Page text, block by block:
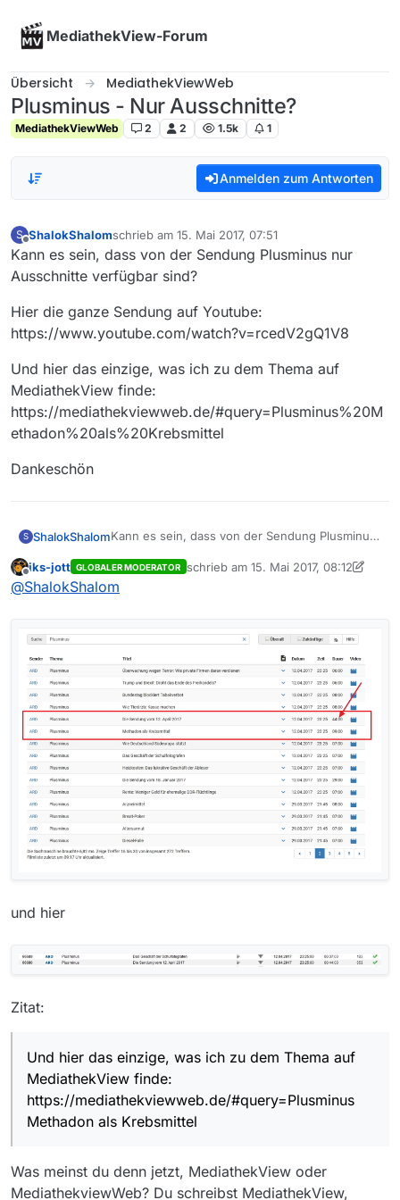
MediathekView-Forum
Übersicht MediathekViewWeb
Plusminus - Nur Ausschnitte?
MediathekViewWeb 2 2 1.5k 1
Anmelden zum Antworten
S ShalokShalomschrieb am 15. Mai 2017, 07:51
zuletzt editiert von
Kann es sein, dass von der Sendung Plusminus nur
Ausschnitte verfügbar sind?
Hier die ganze Sendung auf Youtube:
https://www.youtube.com/watch?v=rcedV2gQ1V8
Und hier das einzige, was ich zu dem Thema auf
MediathekView finde:
https://mediathekviewweb.de/#query=Plusminus%20M
ethadon%20als%20Krebsmittel
Dankeschön
S ShalokShalomKann es sein, dass von der Sendung Plusminus
Hier die ganze Sendung auf Youtube:
https://www.youtube.com/watch?
https://mediathekviewweb.de/#query=Plusminu
s%20Methadon%20als%20Krebsmittel
Dankeschön
Offline
iks-jott GLOBALER MODERATOR schrieb am 15. Mai 2017, 08:12
zuletzt editiert von alex
@ShalokShalom
und hier
Zitat:
Und hier das einzige, was ich zu dem Thema auf
MediathekView finde:
https://mediathekviewweb.de/#query=Plusminus
Methadon als Krebsmittel
Was meinst du denn jetzt, MediathekView oder
MediathekviewWeb? Du schreibst MediathekView,